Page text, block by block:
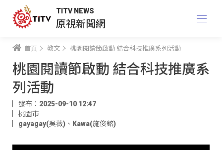
TITV NEWS
原視新聞網
首頁 教文 桃園閱讀節啟動 結合科技推廣系列活動
桃園閱讀節啟動 結合科技推廣系
列活動
發布：2025-09-10 12:47
桃園市
gayagay(吳薇) 、 Kawa(施俊銘)